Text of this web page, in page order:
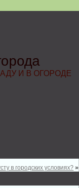
И В ОГОРОДЕ
в городских условиях? »